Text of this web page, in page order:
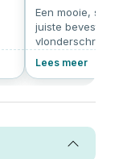
Een mooie,
juiste
vlonderschroef
levensduur van
Lees meer